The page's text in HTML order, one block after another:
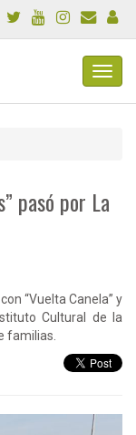
pasó por La
“Vuelta Canela” y
Cultural de la
familias.